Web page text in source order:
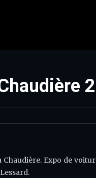
Expo de